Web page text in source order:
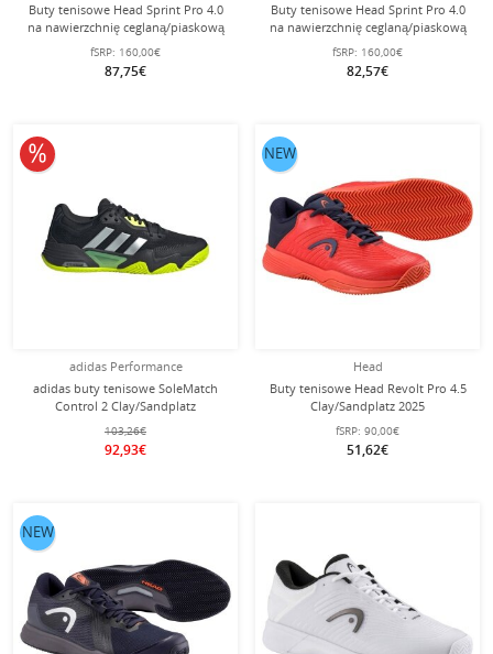
Buty tenisowe Head Sprint Pro 4.0
na nawierzchnię ceglaną/piaskową
2025 limonkowe/navy męskie
fSRP: 160,00€
87,75€
Buty tenisowe Head Sprint Pro 4.0
na nawierzchnię ceglaną/piaskową
2025 beżowe/brązowe męskie
fSRP: 160,00€
82,57€
adidas Performance
adidas buty tenisowe SoleMatch
Control 2 Clay/Sandplatz
czarne/lime żółte męskie
103,26€
92,93€
10% obniżone
Head
Buty tenisowe Head Revolt Pro 4.5
Clay/Sandplatz 2025
czerwono/granatowe dziecięce
fSRP: 90,00€
51,62€
NEW
NEW